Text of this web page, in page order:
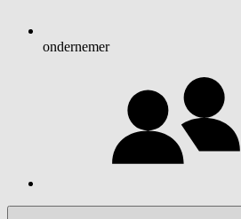
ondernemer